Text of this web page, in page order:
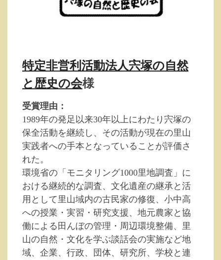
特定非営利活動法人宍塚の自然
と歴史の会様
受賞理由：
1989年の発足以来30年以上にわたり宍塚の
保全活動を継続し、その活動が現在の里山
実践者への手本となっていることが評価さ
れた。
環境省の「モニタリング1000里地調査」に
おける継続的な調査、文化遺産の継承と活
用として里山域内の古民家の修復、小中高
への授業・実習・研究支援、地元農家と協
働による田んぼの管理・周辺環境整備、里
山の自然・文化を学ぶ談話会の実施など地
域、企業、行政、団体、研究所、学校と連